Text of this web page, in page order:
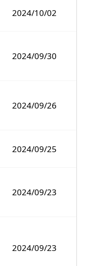
2024/10/02
2024/09/30
2024/09/26
2024/09/25
2024/09/23
2024/09/23